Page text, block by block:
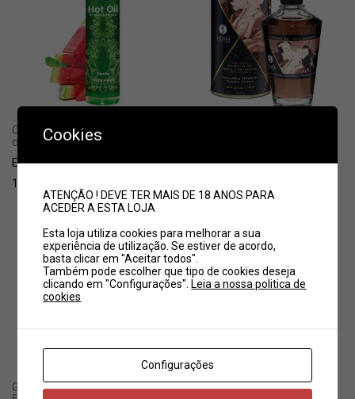
Óleo de massagem
c/aquecimento Melancia
EAN:8414606513420
14,95
EAN:0697309022095
Gel Lick it! Chocolate Branco
Lick Me Melância 50ml
Cookies
ATENÇÃO ! DEVE TER MAIS DE 18 ANOS PARA
ACEDER A ESTA LOJA
Esta loja utiliza cookies para melhorar a sua
experiência de utilização. Se estiver de acordo,
basta clicar em "Aceitar todos".
Também pode escolher que tipo de cookies deseja
clicando em "Configurações".Leia a nossa politica de
cookies
Configurações